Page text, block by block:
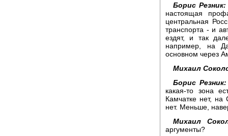
Борис Резник:
настоящая
центральная
транспорта - и
ездят, и так
например, на
основном через
Михаил
Борис Резник:
какая-то зона
Камчатке нет, на
нет. Меньше,
Михаил
аргументы?